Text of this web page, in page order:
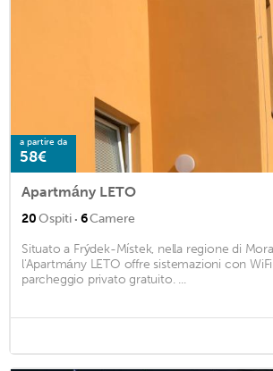
a partire da
58€
Apartmány LETO
20Ospiti · 6Camere
Situato a Frýdek-Místek, nella regione di
l'Apartmány LETO offre sistemazioni con
parcheggio privato gratuito. ...